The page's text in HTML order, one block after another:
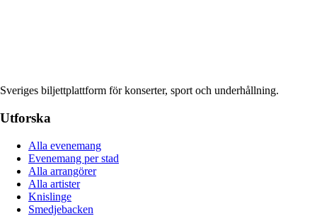
Sveriges biljettplattform för konserter, sport och underhållning.
Utforska
Alla evenemang
Evenemang per stad
Alla arrangörer
Alla artister
Knislinge
Smedjebacken